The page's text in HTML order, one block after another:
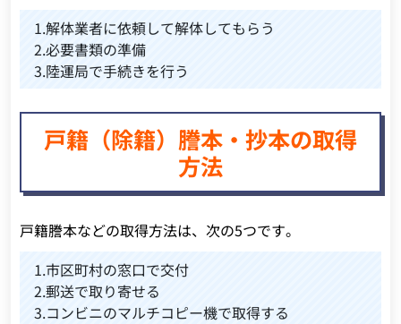
1.解体業者に依頼して解体してもらう
2.必要書類の準備
3.陸運局で手続きを行う
戸籍（除籍）謄本・抄本の取得
方法
戸籍謄本などの取得方法は、次の5つです。
1.市区町村の窓口で交付
2.郵送で取り寄せる
3.コンビニのマルチコピー機で取得する